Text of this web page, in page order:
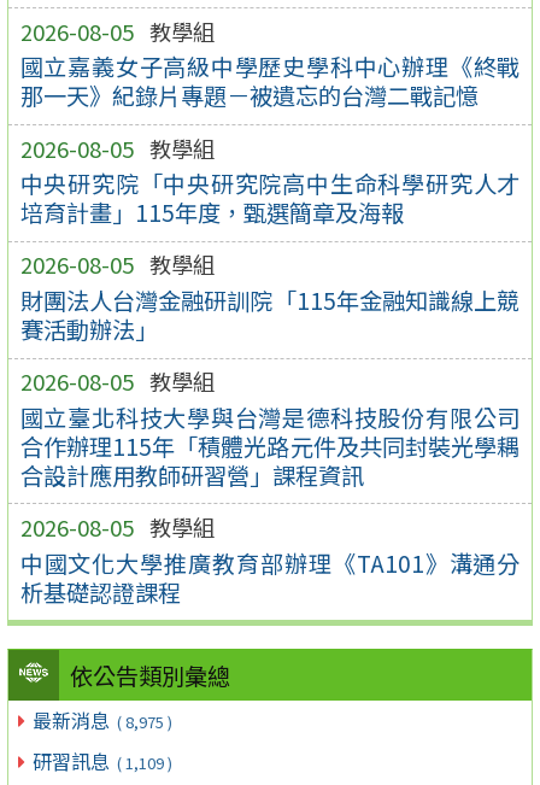
2026-08-05 教學組
國立嘉義女子高級中學歷史學科中心辦理《終戰
那一天》紀錄片專題－被遺忘的台灣二戰記憶
2026-08-05 教學組
中央研究院「中央研究院高中生命科學研究人才
培育計畫」115年度，甄選簡章及海報
2026-08-05 教學組
財團法人台灣金融研訓院「115年金融知識線上競
賽活動辦法」
2026-08-05 教學組
國立臺北科技大學與台灣是德科技股份有限公司
合作辦理115年「積體光路元件及共同封裝光學耦
合設計應用教師研習營」課程資訊
2026-08-05 教學組
中國文化大學推廣教育部辦理《TA101》溝通分
析基礎認證課程
依公告類別彙總
最新消息 ( 8,975 )
研習訊息 ( 1,109 )